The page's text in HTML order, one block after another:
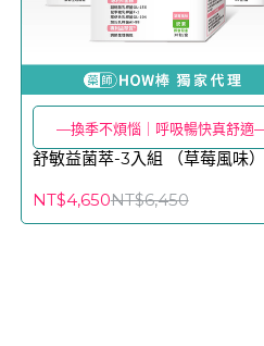
—換季不煩惱｜呼吸暢快真舒適
舒敏益菌萃-3入組 （草莓風味）
NT$4,650NT$6,450